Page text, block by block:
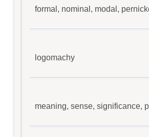
formal, nominal, modal,
logomachy
meaning, sense, significance,